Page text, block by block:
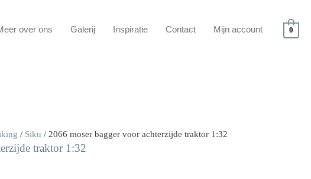
over ons Galerij Inspiratie Contact Mijn account 0
/ Siku / 2066 moser bagger voor achterzijde traktor 1:32
traktor 1:32